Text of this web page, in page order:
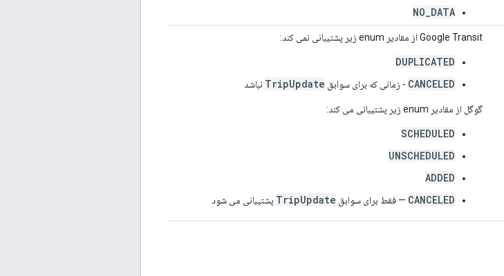
NO_DATA
Google Transit از مقادیر enum زیر پشتیبانی نمی کند:
DUPLICATED
CANCELED - زمانی که برای سوابق TripUpdate نباشد
گوگل از مقادیر enum زیر پشتیبانی می کند:
SCHEDULED
UNSCHEDULED
ADDED
CANCELED — فقط برای سوابق TripUpdate پشتیبانی می شود